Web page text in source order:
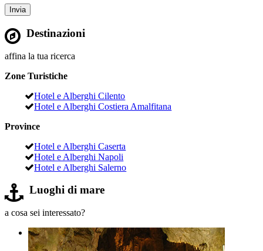
Destinazioni
affina la tua ricerca
Zone Turistiche
Hotel e Alberghi Cilento
Hotel e Alberghi Costiera Amalfitana
Province
Hotel e Alberghi Caserta
Hotel e Alberghi Napoli
Hotel e Alberghi Salerno
Luoghi di mare
a cosa sei interessato?